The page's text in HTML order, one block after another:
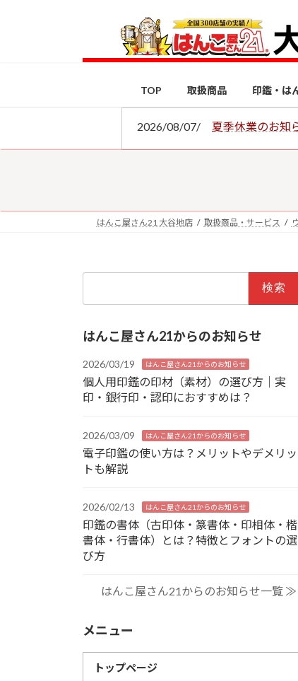
ス
ン
TOP 取扱商品 印鑑・は
2026/08/07/ 夏季休業のお知
はんこ屋さん21 大谷地店 取扱商品・サービス
はんこ屋さん21からのお知らせ
2026/03/19 はんこ屋さん21からのお知らせ
個人用印鑑の印材（素材）の選び方｜実
印・銀行印・認印におすすめは？
2026/03/09 はんこ屋さん21からのお知らせ
電子印鑑の使い方は？メリットやデメリッ
トも解説
2026/02/13 はんこ屋さん21からのお知らせ
印鑑の書体（古印体・篆書体・印相体・楷
書体・行書体）とは？特徴とフォントの選
び方
はんこ屋さん21からのお知らせ一覧 ≫
メニュー
トップページ